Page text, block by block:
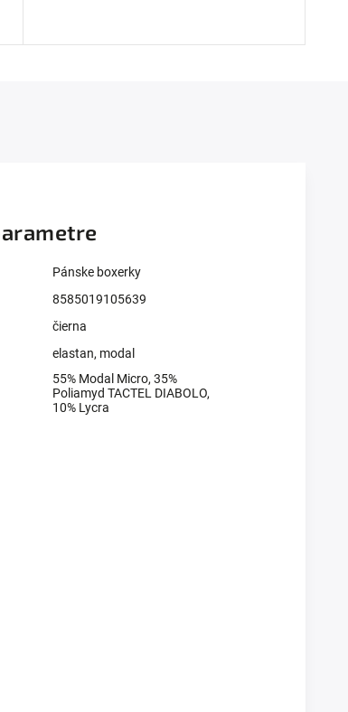
Pánske boxerky
8585019105639
čierna
elastan, modal
55% Modal Micro, 35%
Poliamyd TACTEL DIABOLO,
10% Lycra